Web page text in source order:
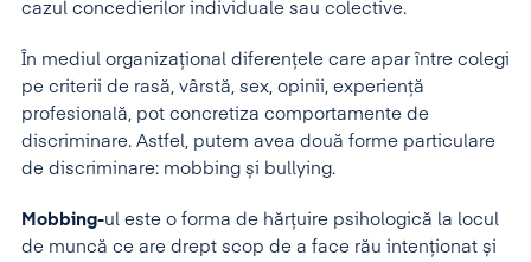
cazul concedierilor individuale sau colective.
În mediul organizațional diferențele care apar între colegi
pe criterii de rasă, vârstă, sex, opinii, experiență
profesională, pot concretiza comportamente de
discriminare. Astfel, putem avea două forme particulare
de discriminare: mobbing și bullying.
Mobbing-ul este o forma de hărțuire psihologică la locul
de muncă ce are drept scop de a face rău intenționat și